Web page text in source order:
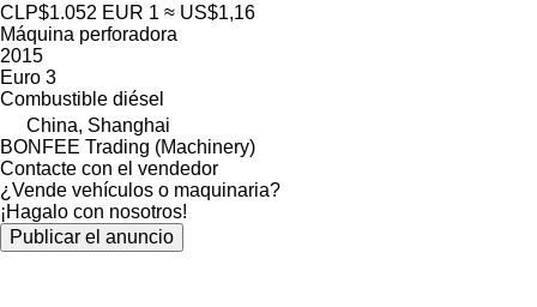
CLP$1.052 EUR 1 ≈ US$1,16
Máquina perforadora
2015
Euro 3
Combustible diésel
China, Shanghai
BONFEE Trading (Machinery)
Contacte con el vendedor
¿Vende vehículos o maquinaria?
¡Hagalo con nosotros!
Publicar el anuncio